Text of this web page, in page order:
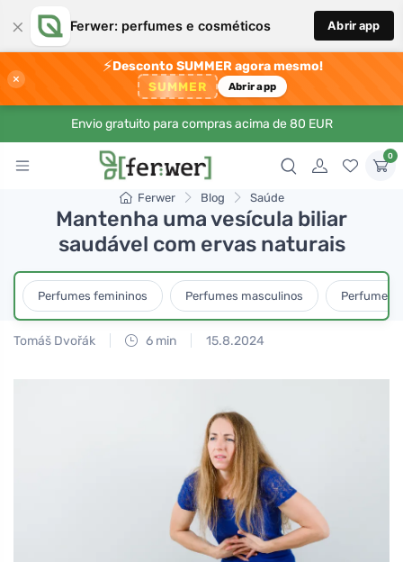
× Ferwer: perfumes e cosméticos Abrir app
×
⚡Desconto SUMMER agora mesmo!
SUMMER Abrir app
Envio gratuito para compras acima de 80 EUR
0
Ferwer Blog Saúde
Mantenha uma vesícula biliar
saudável com ervas naturais
Perfumes femininos Perfumes masculinos Perfumes
Tomáš Dvořák 6 min 15.8.2024